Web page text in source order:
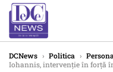
DCNews › Politica ›
Iohannis, intervenție în forță